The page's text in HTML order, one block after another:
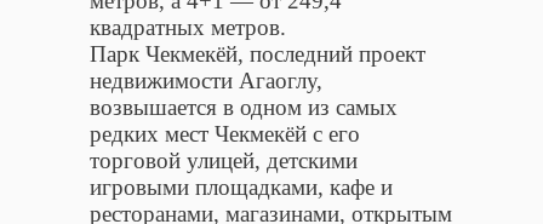
квадратных метров.
Парк Чекмекёй, последний проект
недвижимости Агаоглу,
возвышается в одном из самых
редких мест Чекмекёй с его
торговой улицей, детскими
игровыми площадками, кафе и
ресторанами, магазинами, открытым